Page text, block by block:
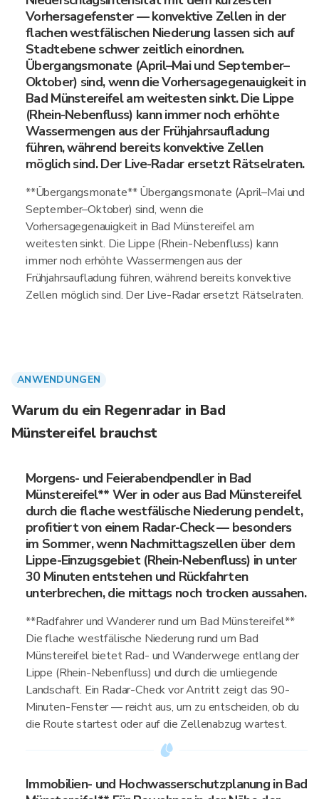
Vorhersagefenster — konvektive Zellen in der
flachen westfälischen Niederung lassen sich auf
Stadtebene schwer zeitlich einordnen.
Übergangsmonate (April–Mai und September–
Oktober) sind, wenn die Vorhersagegenauigkeit in
Bad Münstereifel am weitesten sinkt. Die Lippe
(Rhein-Nebenfluss) kann immer noch erhöhte
Wassermengen aus der Frühjahrsaufladung
führen, während bereits konvektive Zellen
möglich sind. Der Live-Radar ersetzt Rätselraten.
**Übergangsmonate** Übergangsmonate (April–Mai und
September–Oktober) sind, wenn die
Vorhersagegenauigkeit in Bad Münstereifel am
weitesten sinkt. Die Lippe (Rhein-Nebenfluss) kann
immer noch erhöhte Wassermengen aus der
Frühjahrsaufladung führen, während bereits konvektive
Zellen möglich sind. Der Live-Radar ersetzt Rätselraten.
ANWENDUNGEN
Warum du ein Regenradar in Bad
Münstereifel brauchst
Morgens- und Feierabendpendler in Bad
Münstereifel** Wer in oder aus Bad Münstereifel
durch die flache westfälische Niederung pendelt,
profitiert von einem Radar-Check — besonders
im Sommer, wenn Nachmittagszellen über dem
Lippe-Einzugsgebiet (Rhein-Nebenfluss) in unter
30 Minuten entstehen und Rückfahrten
unterbrechen, die mittags noch trocken aussahen.
**Radfahrer und Wanderer rund um Bad Münstereifel**
Die flache westfälische Niederung rund um Bad
Münstereifel bietet Rad- und Wanderwege entlang der
Lippe (Rhein-Nebenfluss) und durch die umliegende
Landschaft. Ein Radar-Check vor Antritt zeigt das 90-
Minuten-Fenster — reicht aus, um zu entscheiden, ob du
die Route startest oder auf die Zellenabzug wartest.
Immobilien- und Hochwasserschutzplanung in Bad